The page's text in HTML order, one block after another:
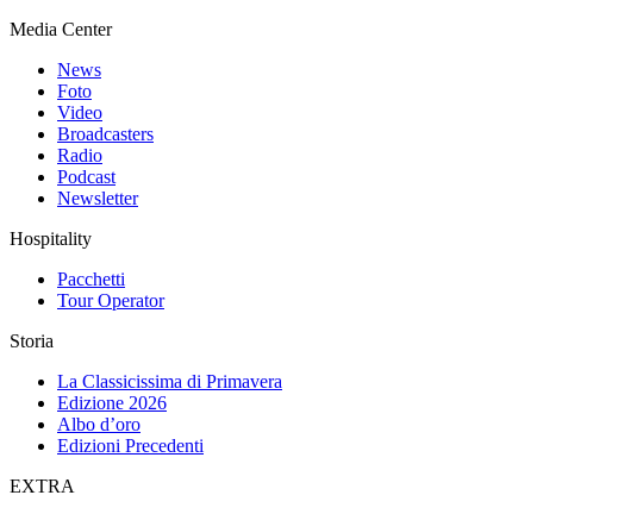
Media Center
News
Foto
Video
Broadcasters
Radio
Podcast
Newsletter
Hospitality
Pacchetti
Tour Operator
Storia
La Classicissima di Primavera
Edizione 2026
Albo d’oro
Edizioni Precedenti
EXTRA